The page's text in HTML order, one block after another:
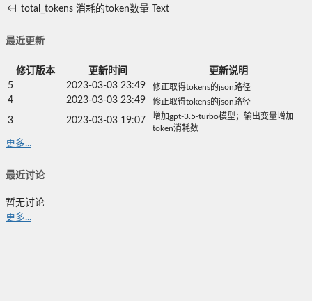
total_tokens 消耗的token数量 Text
最近更新
修订版本 更新时间
更新说明
5
2023-03-03 23:49 修正取得tokens的json路径
4 2023-03-03 23:49 修正取得tokens的json路径
3 2023-03-03 19:07
增加gpt-3.5-turbo模型；输出变量增加
token消耗数
更多...
最近讨论
暂无讨论
更多...